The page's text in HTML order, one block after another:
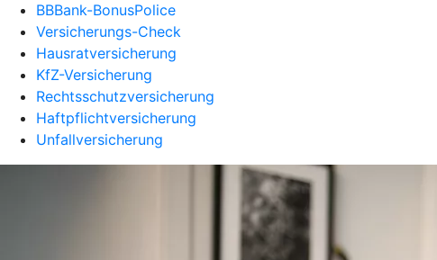
BBBank-BonusPolice
Versicherungs-Check
Hausratversicherung
KfZ-Versicherung
Rechtsschutzversicherung
Haftpflichtversicherung
Unfallversicherung